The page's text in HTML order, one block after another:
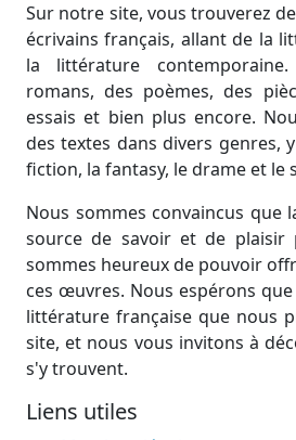
Sur notre site, vous trouverez
écrivains français, allant de la
la littérature
romans, des poèmes, des
essais et bien plus encore.
des textes dans divers genres,
fiction, la fantasy, le drame et le
Nous sommes convaincus que
source de savoir et de
sommes heureux de pouvoir
ces œuvres. Nous espérons
littérature française que nous
site, et nous vous invitons à
s'y trouvent.
Liens utiles